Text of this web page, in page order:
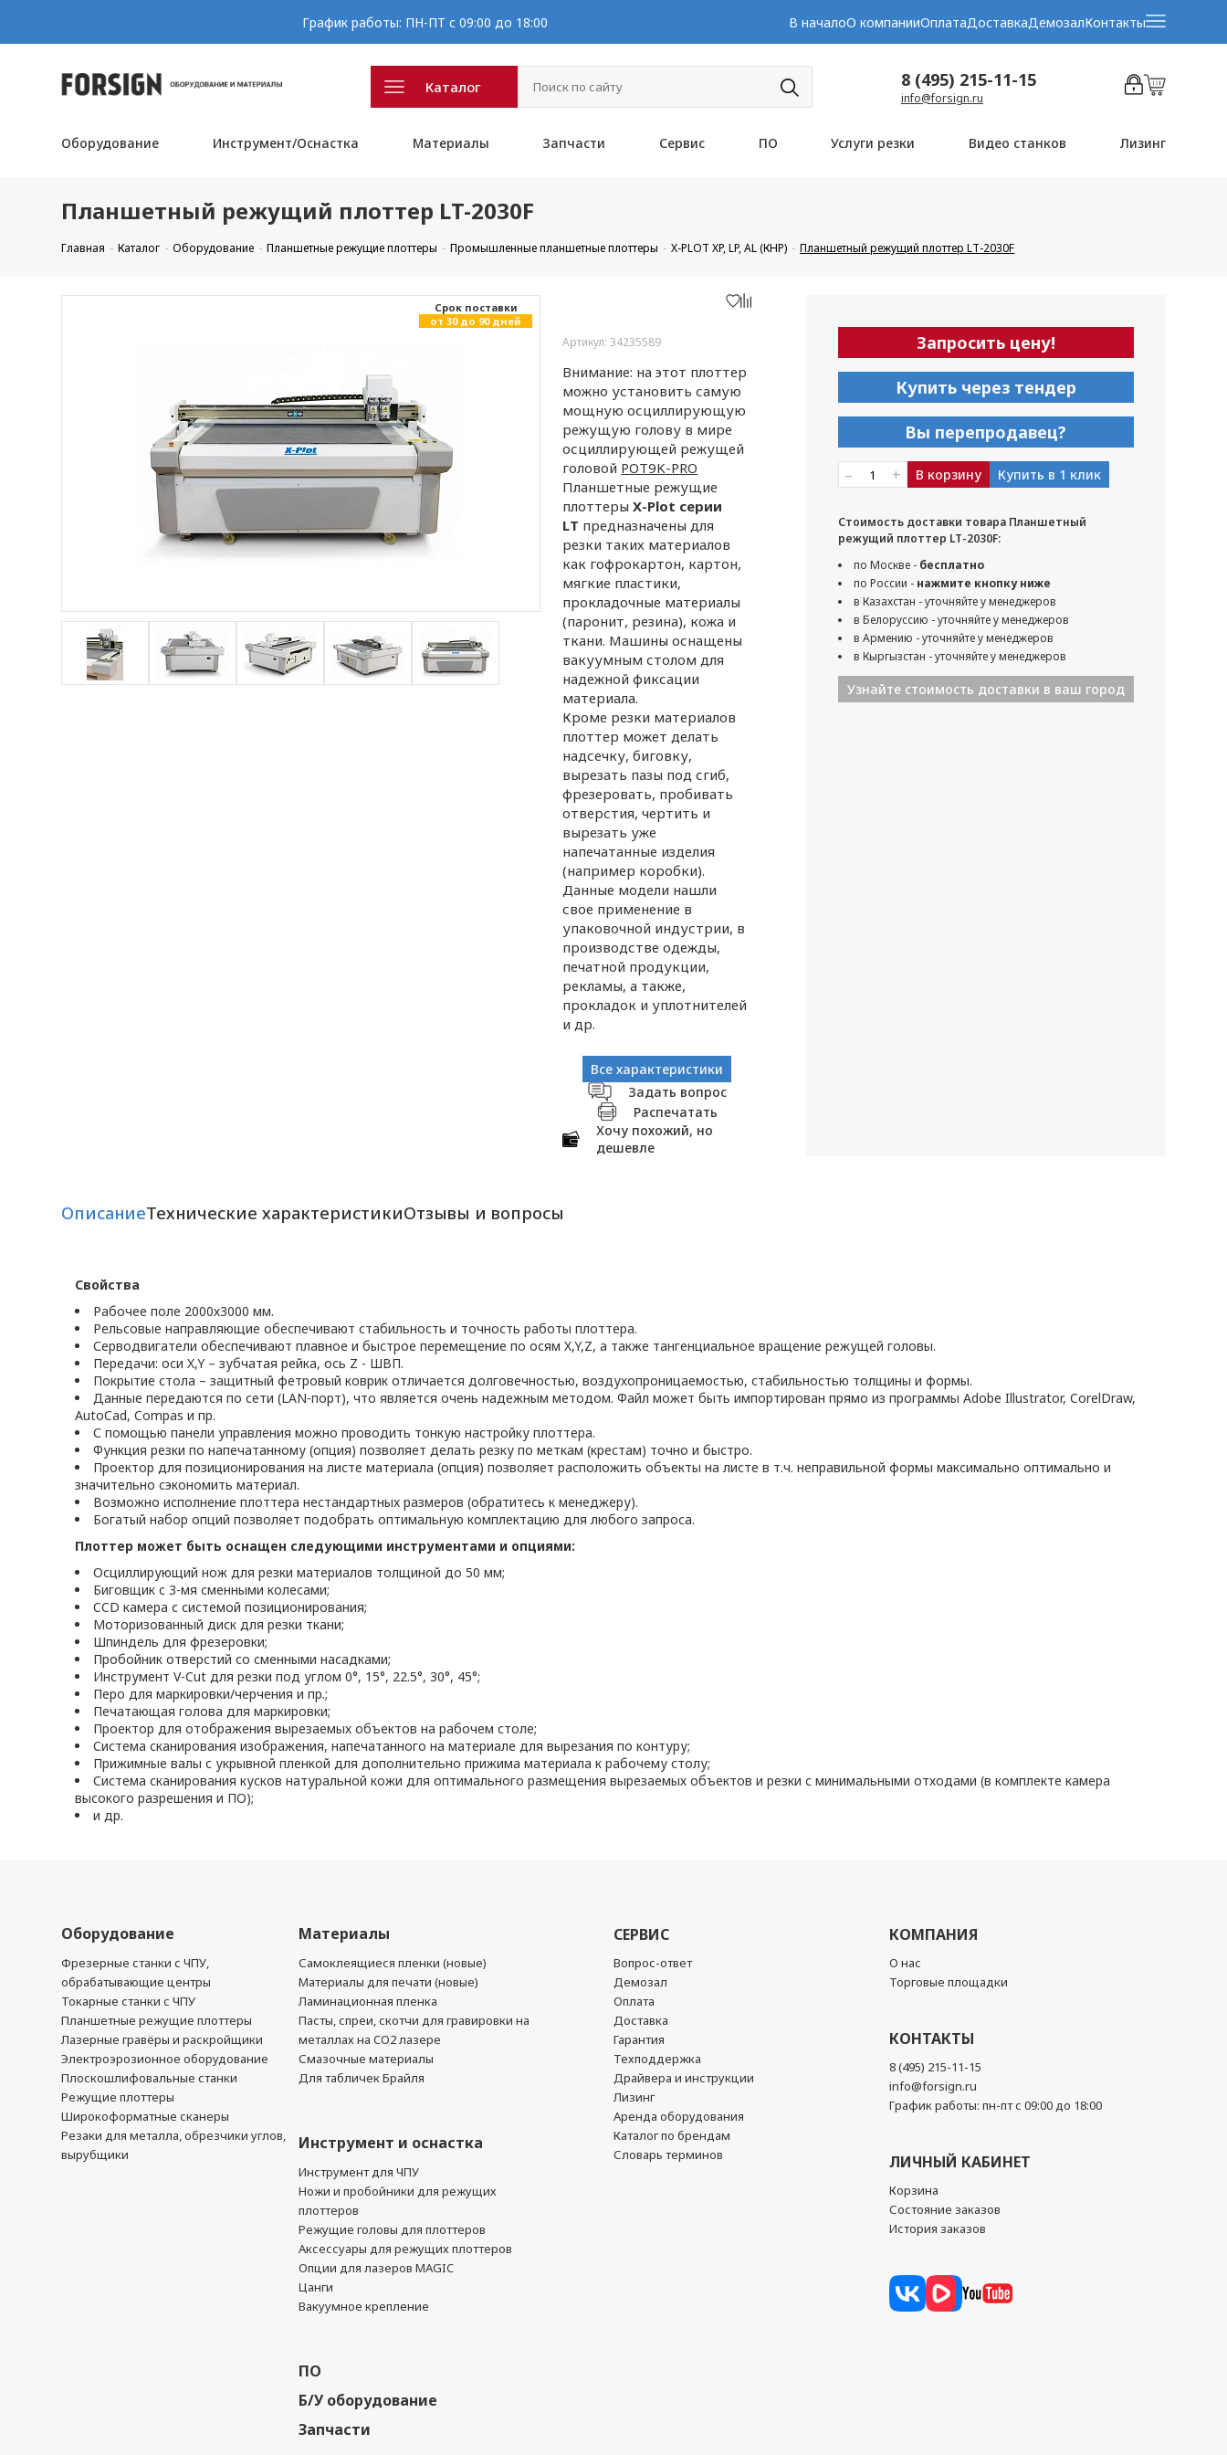
График работы: ПН-ПТ с 09:00 до 18:00 В началоО компанииОплатаДоставкаДемозалКонтакты
Каталог 8 (495) 215-11-15
info@forsign.ru
Оборудование Инструмент/Оснастка Материалы Запчасти Сервис ПО Услуги резки Видео станков Лизинг
Планшетный режущий плоттер LT-2030F
Главная Каталог Оборудование Планшетные режущие плоттеры Промышленные планшетные плоттеры X-PLOT XP, LP, AL (КНР) Планшетный режущий плоттер LT-2030F
Cрок поставки
от 30 до 90 дней
Артикул: 34235589
Внимание: на этот плоттер
можно установить самую
мощную осциллирующую
режущую голову в мире
осциллирующей режущей
головой POT9K-PRO
Планшетные режущие
плоттерыX-Plot серии
LT предназначены для
резки таких материалов
как гофрокартон, картон,
мягкие пластики,
прокладочные материалы
(паронит, резина), кожа и
ткани. Машины оснащены
вакуумным столом для
надежной фиксации
материала.
Кроме резки материалов
плоттер может делать
надсечку, биговку,
вырезать пазы под сгиб,
фрезеровать, пробивать
отверстия, чертить и
вырезать уже
напечатанные изделия
(например коробки).
Данные модели нашли
свое применение в
упаковочной индустрии, в
производстве одежды,
печатной продукции,
рекламы, а также,
прокладок и уплотнителей
и др.
Все характеристики
Задать вопрос
Распечатать
Хочу похожий, но
дешевле
Запросить цену!
Купить через тендер
Вы перепродавец?
– + В корзину Купить в 1 клик
Стоимость доставки товара Планшетный
режущий плоттер LT-2030F:
по Москве - бесплатно
по России - нажмите кнопку ниже
в Казахстан - уточняйте у менеджеров
в Белоруссию - уточняйте у менеджеров
в Армению - уточняйте у менеджеров
в Кыргызстан - уточняйте у менеджеров
Узнайте стоимость доставки в ваш город
ОписаниеТехнические характеристикиОтзывы и вопросы
Свойства
Рабочее поле 2000х3000 мм.
Рельсовые направляющие обеспечивают стабильность и точность работы плоттера.
Серводвигатели обеспечивают плавное и быстрое перемещение по осям X,Y,Z, а также тангенциальное вращение режущей головы.
Передачи: оси X,Y – зубчатая рейка, ось Z - ШВП.
Покрытие стола – защитный фетровый коврик отличается долговечностью, воздухопроницаемостью, стабильностью толщины и формы.
Данные передаются по сети (LAN-порт), что является очень надежным методом. Файл может быть импортирован прямо из программы Adobe Illustrator, CorelDraw,
AutoCad, Compas и пр.
С помощью панели управления можно проводить тонкую настройку плоттера.
Функция резки по напечатанному (опция) позволяет делать резку по меткам (крестам) точно и быстро.
Проектор для позиционирования на листе материала (опция) позволяет расположить объекты на листе в т.ч. неправильной формы максимально оптимально и
значительно сэкономить материал.
Возможно исполнение плоттера нестандартных размеров (обратитесь к менеджеру).
Богатый набор опций позволяет подобрать оптимальную комплектацию для любого запроса.
Плоттер может быть оснащен следующими инструментами и опциями:
Осциллирующий нож для резки материалов толщиной до 50 мм;
Биговщик с 3-мя сменными колесами;
CCD камера с системой позиционирования;
Моторизованный диск для резки ткани;
Шпиндель для фрезеровки;
Пробойник отверстий со сменными насадками;
Инструмент V-Cut для резки под углом 0°, 15°, 22.5°, 30°, 45°;
Перо для маркировки/черчения и пр.;
Печатающая голова для маркировки;
Проектор для отображения вырезаемых объектов на рабочем столе;
Система сканирования изображения, напечатанного на материале для вырезания по контуру;
Прижимные валы с укрывной пленкой для дополнительно прижима материала к рабочему столу;
Система сканирования кусков натуральной кожи для оптимального размещения вырезаемых объектов и резки с минимальными отходами (в комплекте камера
высокого разрешения и ПО);
и др.
Оборудование
Фрезерные станки с ЧПУ,
обрабатывающие центры
Токарные станки с ЧПУ
Планшетные режущие плоттеры
Лазерные гравёры и раскройщики
Электроэрозионное оборудование
Плоскошлифовальные станки
Режущие плоттеры
Широкоформатные сканеры
Резаки для металла, обрезчики углов,
вырубщики
Материалы
Самоклеящиеся пленки (новые)
Материалы для печати (новые)
Ламинационная пленка
Пасты, спреи, скотчи для гравировки на
металлах на CO2 лазере
Смазочные материалы
Для табличек Брайля
Инструмент и оснастка
Инструмент для ЧПУ
Ножи и пробойники для режущих
плоттеров
Режущие головы для плоттеров
Аксессуары для режущих плоттеров
Опции для лазеров MAGIC
Цанги
Вакуумное крепление
ПО
Б/У оборудование
Запчасти
СЕРВИС
Вопрос-ответ
Демозал
Оплата
Доставка
Гарантия
Техподдержка
Драйвера и инструкции
Лизинг
Аренда оборудования
Каталог по брендам
Словарь терминов
КОМПАНИЯ
О нас
Торговые площадки
КОНТАКТЫ
8 (495) 215-11-15
info@forsign.ru
График работы: пн-пт с 09:00 до 18:00
ЛИЧНЫЙ КАБИНЕТ
Корзина
Состояние заказов
История заказов